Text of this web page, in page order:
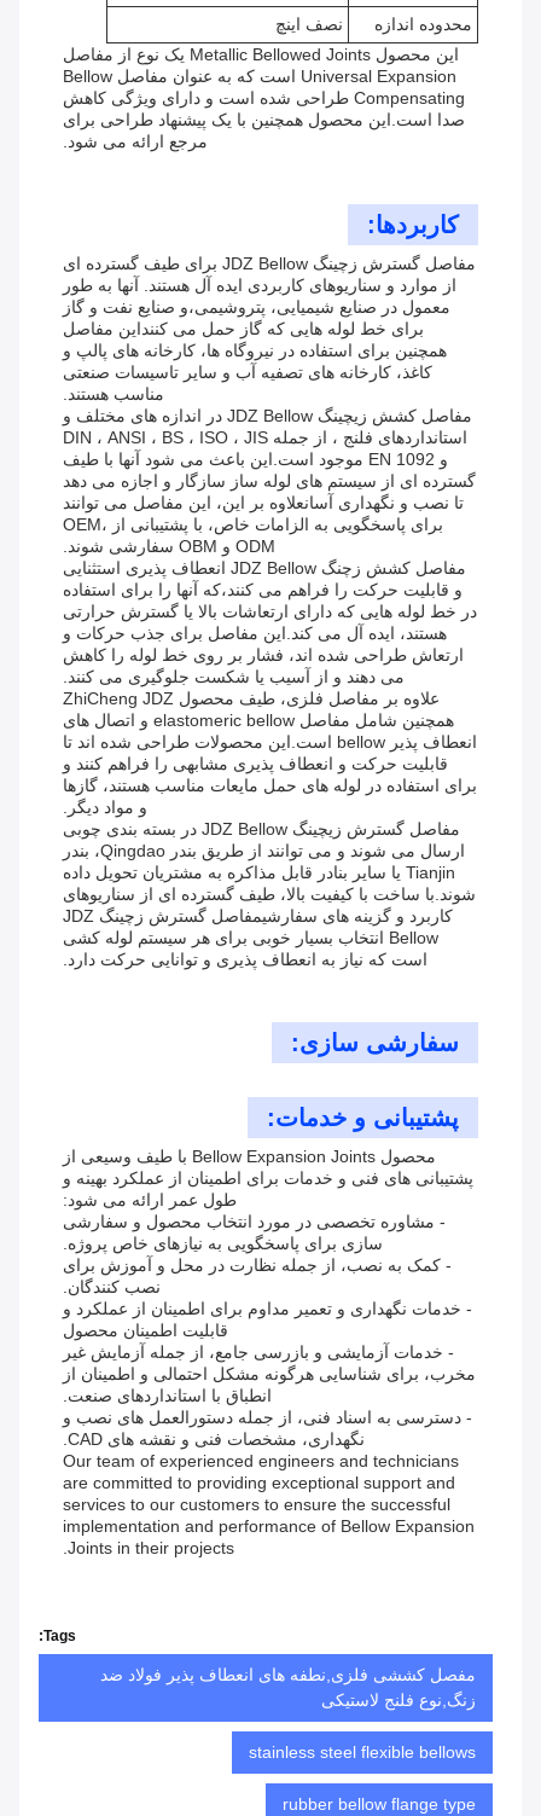
محدوده اندازه
نصف اینچ
این محصول Metallic Bellowed Joints یک نوع از مفاصل
Universal Expansion است که به عنوان مفاصل Bellow
Compensating طراحی شده است و دارای ویژگی کاهش
صدا است.این محصول همچنین با یک پیشنهاد طراحی برای
مرجع ارائه می شود.
کاربردها:
مفاصل گسترش زچینگ JDZ Bellow برای طیف گسترده ای
از موارد و سناریوهای کاربردی ایده آل هستند. آنها به طور
معمول در صنایع شیمیایی، پتروشیمی،و صنایع نفت و گاز
برای خط لوله هایی که گاز حمل می کننداین مفاصل
همچنین برای استفاده در نیروگاه ها، کارخانه های پالپ و
کاغذ، کارخانه های تصفیه آب و سایر تاسیسات صنعتی
مناسب هستند.
مفاصل کشش زیچینگ JDZ Bellow در اندازه های مختلف و
استانداردهای فلنج ، از جمله DIN ، ANSI ، BS ، ISO ، JIS
و EN 1092 موجود است.این باعث می شود آنها با طیف
گسترده ای از سیستم های لوله ساز سازگار و اجازه می دهد
تا نصب و نگهداری آسانعلاوه بر این، این مفاصل می توانند
برای پاسخگویی به الزامات خاص، با پشتیبانی از OEM،
ODM و OBM سفارشی شوند.
مفاصل کشش زچنگ JDZ Bellow انعطاف پذیری استثنایی
و قابلیت حرکت را فراهم می کنند،که آنها را برای استفاده
در خط لوله هایی که دارای ارتعاشات بالا یا گسترش حرارتی
هستند، ایده آل می کند.این مفاصل برای جذب حرکات و
ارتعاش طراحی شده اند، فشار بر روی خط لوله را کاهش
می دهند و از آسیب یا شکست جلوگیری می کنند.
علاوه بر مفاصل فلزی، طیف محصول ZhiCheng JDZ
همچنین شامل مفاصل elastomeric bellow و اتصال های
انعطاف پذیر bellow است.این محصولات طراحی شده اند تا
قابلیت حرکت و انعطاف پذیری مشابهی را فراهم کنند و
برای استفاده در لوله های حمل مایعات مناسب هستند، گازها
و مواد دیگر.
مفاصل گسترش زیچینگ JDZ Bellow در بسته بندی چوبی
ارسال می شوند و می توانند از طریق بندر Qingdao، بندر
Tianjin یا سایر بنادر قابل مذاکره به مشتریان تحویل داده
شوند.با ساخت با کیفیت بالا، طیف گسترده ای از سناریوهای
کاربرد و گزینه های سفارشیمفاصل گسترش زچینگ JDZ
Bellow انتخاب بسیار خوبی برای هر سیستم لوله کشی
است که نیاز به انعطاف پذیری و توانایی حرکت دارد.
سفارشی سازی:
پشتیبانی و خدمات:
محصول Bellow Expansion Joints با طیف وسیعی از
پشتیبانی های فنی و خدمات برای اطمینان از عملکرد بهینه و
طول عمر ارائه می شود:
- مشاوره تخصصی در مورد انتخاب محصول و سفارشی
سازی برای پاسخگویی به نیازهای خاص پروژه.
- کمک به نصب، از جمله نظارت در محل و آموزش برای
نصب کنندگان.
- خدمات نگهداری و تعمیر مداوم برای اطمینان از عملکرد و
قابلیت اطمینان محصول
- خدمات آزمایشی و بازرسی جامع، از جمله آزمایش غیر
مخرب، برای شناسایی هرگونه مشکل احتمالی و اطمینان از
انطباق با استانداردهای صنعت.
- دسترسی به اسناد فنی، از جمله دستورالعمل های نصب و
نگهداری، مشخصات فنی و نقشه های CAD.
Our team of experienced engineers and technicians
are committed to providing exceptional support and
services to our customers to ensure the successful
implementation and performance of Bellow Expansion
Joints in their projects.
Tags:
مفصل کششی فلزی,نطفه های انعطاف پذیر فولاد ضد
زنگ,نوع فلنج لاستیکی
stainless steel flexible bellows
rubber bellow flange type